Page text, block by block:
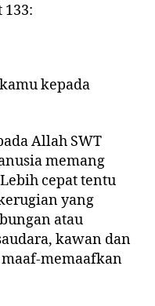
kepada
Allah SWT
memang
cepat tentu
yang
atau
kawan dan
memaafkan